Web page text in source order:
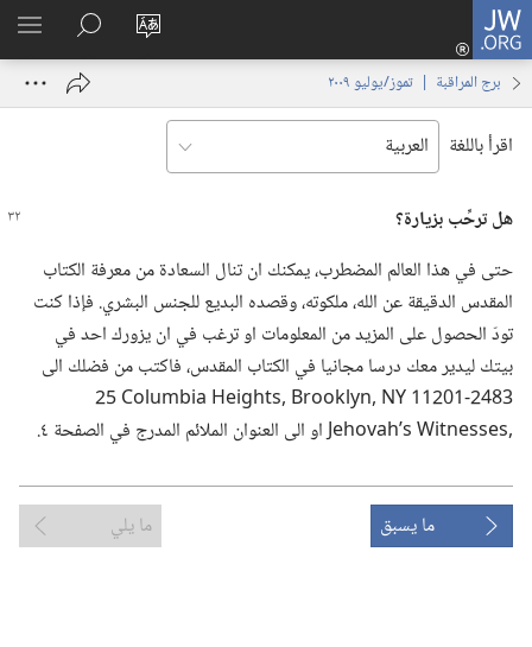
JW.ORG
تغيير
الموقع
تسجيل
الدخول
نافذة
البحث
في
JW.‎ORG
برج المراقبة | ‏‎تموز/يوليو‏ ‏‎٢٠٠٩‏
اقرأ باللغة
هل ترحِّب بزيارة؟‏
حتى في هذا العالم المضطرب،‏ يمكنك ان تنال السعادة من معرفة الكتاب
المقدس الدقيقة عن الله،‏ ملكوته،‏ وقصده البديع للجنس البشري.‏ فإذا كنت
تودّ الحصول على المزيد من المعلومات او ترغب في ان يزورك احد في
بيتك ليدير معك درسا مجانيا في الكتاب المقدس،‏ فاكتب من فضلك الى
ما يسبق ما يلي